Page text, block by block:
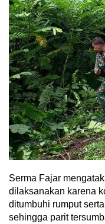
Serma Fajar
dilaksanakan karena
ditumbuhi rumput
sehingga parit